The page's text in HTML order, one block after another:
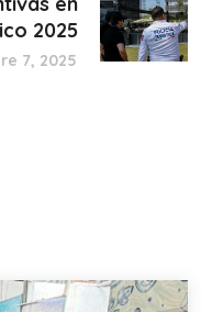
2025
7, 2025